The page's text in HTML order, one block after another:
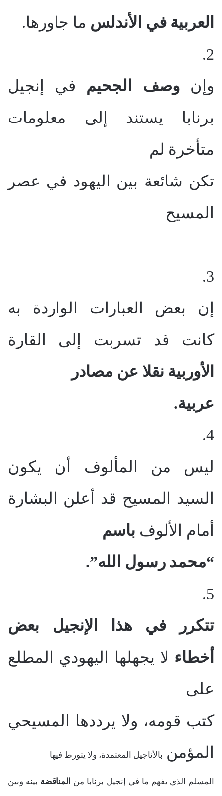
العربية في الأندلس ما جاورها.
2.
وإنوصف الجحيم في إنجيل
برنابا يستند إلى معلومات
متأخرة لم
تكن شائعة بين اليهود في عصر
المسيح
3.
إن بعض العبارات الواردة به
كانت قد تسربت إلى القارة
الأوربية نقلا عن مصادر
عربية.
4.
ليس من المألوف أن يكون
السيد المسيح قد أعلن البشارة
أمام الألوف باسم
“محمد رسول الله”.
5.
تتكرر في هذا الإنجيل بعض
أخطاء لا يجهلها اليهودي
المطلع
على
كتب قومه، ولا يرددها المسيحي
المؤمن بالأناجيل المعتمدة، ولا يتورط فيها
المسلم الذي يفهم ما في إنجيل برنابا من المناقضة بينه وبين